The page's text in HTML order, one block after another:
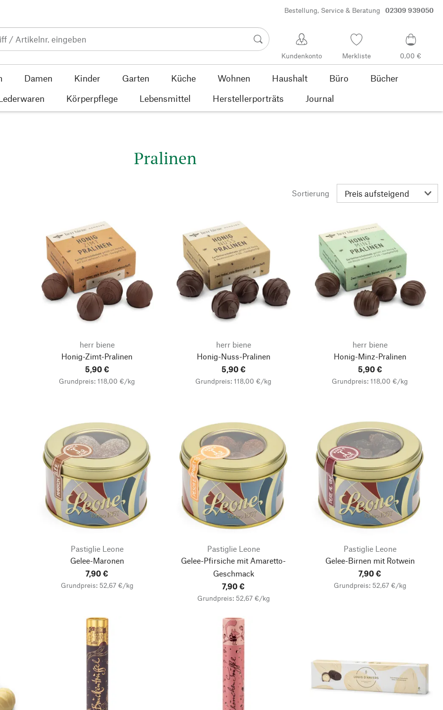
Bestellung, Service & Beratung 02309 939050
Kundenkonto Merkliste 0,00 €
Damen Kinder Garten Küche Wohnen Haushalt Büro
Bücher
Körperpflege Lebensmittel Herstellerporträts Journal
Pralinen
Sortierung
herr biene
Honig-Zimt-Pralinen
5,90 €
Grundpreis: 118,00 €/kg
herr biene
Honig-Nuss-Pralinen
5,90 €
Grundpreis: 118,00 €/kg
herr biene
Honig-Minz-Pralinen
5,90 €
Grundpreis: 118,00 €/kg
Pastiglie Leone
Gelee-Maronen
7,90 €
Grundpreis: 52,67 €/kg
Pastiglie Leone
Gelee-Pfirsiche mit Amaretto-
Geschmack
7,90 €
Grundpreis: 52,67 €/kg
Pastiglie Leone
Gelee-Birnen mit Rotwein
7,90 €
Grundpreis: 52,67 €/kg